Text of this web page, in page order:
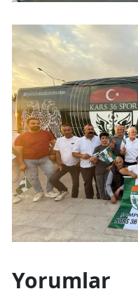
Yorumlar